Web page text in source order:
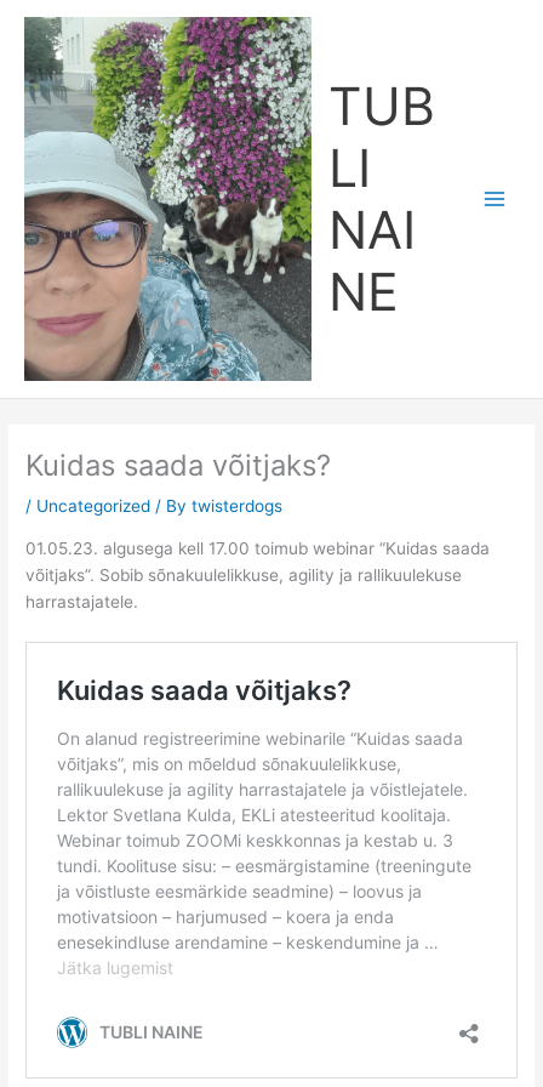
content
TUB
LI
NAI
NE
Kuidas saada võitjaks?
/ Uncategorized / Bytwisterdogs
01.05.23. algusega kell 17.00 toimub webinar “Kuidas saada
võitjaks”. Sobib sõnakuulelikkuse, agility ja rallikuulekuse
harrastajatele.